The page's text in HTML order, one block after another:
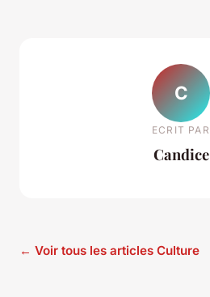
C
ECRIT PAR
Candice
← Voir tous les articles Culture